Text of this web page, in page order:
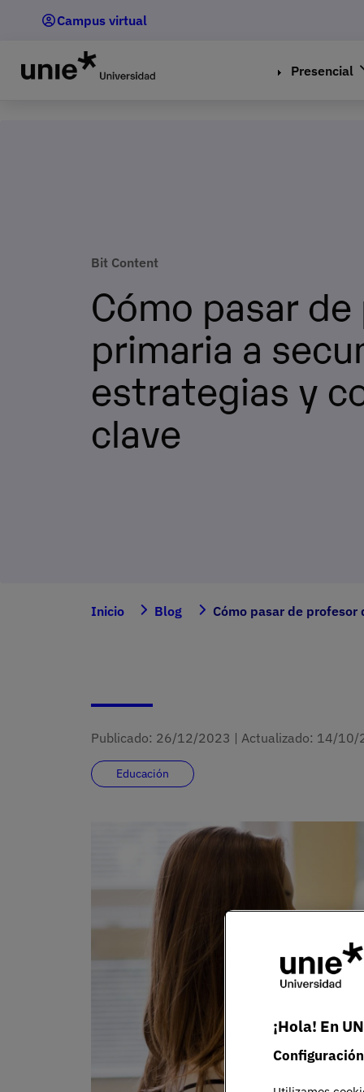
principal
Campus virtual
Presencial
Bit Content
Cómo pasar
primaria a
estrategias y
clave
Inicio Blog Cómo pasar de profesor
Publicado: 26/12/2023 | Actualizado: 14/10/
Educación
¡Hola! En